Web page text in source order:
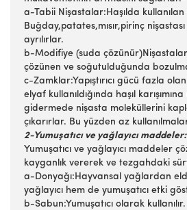
a-Tabii Nişastalar:Haşılda
Buğday,patates,mısır,pirinç
ayrılırlar.
b-Modifiye (suda
çözünen ve soğutulduğunda
c-Zamklar:Yapıştırıcı gücü fazla
elyaf kullanıldığında haşıl
gidermede nişasta moleküllerini
çıkarırlar. Bu yüzden az
2-Yumuşatıcı ve yağlayıcı maddeler:
Yumuşatıcı ve yağlayıcı maddeler
kayganlık vererek ve tezgahdaki
a-Donyağı:Hayvansal yağlardan
yağlayıcı hem de yumuşatıcı etki
b-Sabun:Yumuşatıcı olarak